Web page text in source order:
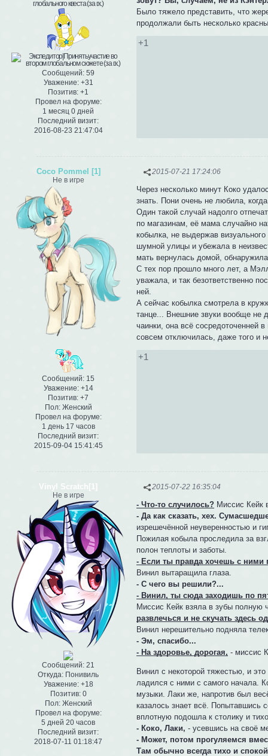
Сообщений: 59
Уважение: +31
Позитив: +1
Провел на форуме:
1 месяц 0 дней
Последний визит:
2016-08-23 21:47:04
Было тяжело представить, что
продолжали быть несколько
+1
2015-07-21 17:24:06
Coco Pommel [1]
Не в игре
Сообщений: 15
Уважение: +14
Позитив: +7
Пол:Женский
Провел на форуме:
1 день 17 часов
Последний визит:
2015-09-04 15:41:45
Через несколько минут Коко
знать. Пони очень не любила,
Один такой случай надолго
по магазинам, её мама случайно
кобылка, не выдержав
шумной улицы и убежала в
мать вернулась домой,
С тех пор прошло много лет, а
уважала, и так безответственно
ней.
А сейчас кобылка смотрела в
танце... Внешние звуки вообще
чаинки, она всё сосредоточенней
совсем отключилась, даже того и
+1
2015-07-22 16:35:04
Vinyl Scratch[1]
Не в игре
Сообщений: 21
Откуда: Понивиль
Уважение: +18
Позитив: 0
Пол:Женский
Провел на форуме:
5 дней 20 часов
Последний визит:
2018-07-11 01:18:47
- Что-то случилось? Миссис Кейк
- Да как сказать, хех.
изрешечённой неуверенностью и
Пожилая кобыла проследила за
полон теплоты и заботы.
- Если ты правда хочешь с ними
Винил вытаращила глаза.
- С чего вы решили?...
- Винил, ты сюда заходишь по
Миссис Кейк взяла в зубы полную
развлечься и не скучать здесь
Винил нерешительно подняла
- Эм, спасибо...
- На здоровье, дорогая, - миссис
Винил с некоторой тяжестью, и
ладился с ними с самого начала.
музыки. Лаки же, напротив был
казалось знает всё. Попытавшись
вплотную подошла к столику и
- Коко, Лаки, - усевшись на своё
- Может, потом прогуляемся
Там обычно всегда тихо и